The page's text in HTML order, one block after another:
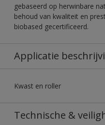
gebaseerd op herwinbare
behoud van kwaliteit en
biobased gecertificeerd.
Applicatie
Kwast en roller
Technische &